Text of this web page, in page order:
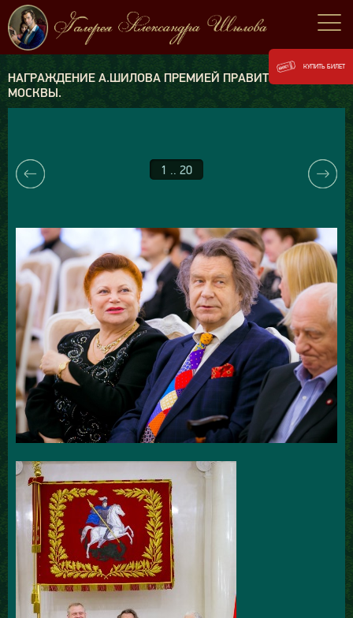
НАГРАЖДЕНИЕ А.ШИЛОВА ПРЕМИЕЙ ПРАВИТЕЛЬСТВА
МОСКВЫ.
1 .. 20
КУПИТЬ БИЛЕТ